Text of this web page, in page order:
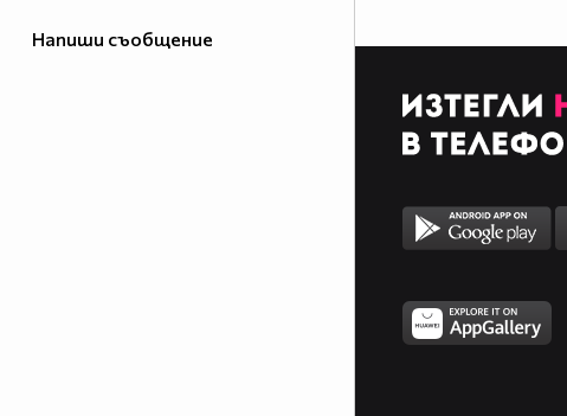
Напиши съобщение